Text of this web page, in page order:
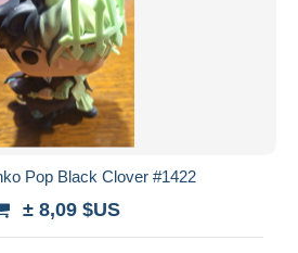
Pop Black Clover #1422
± 8,09 $US